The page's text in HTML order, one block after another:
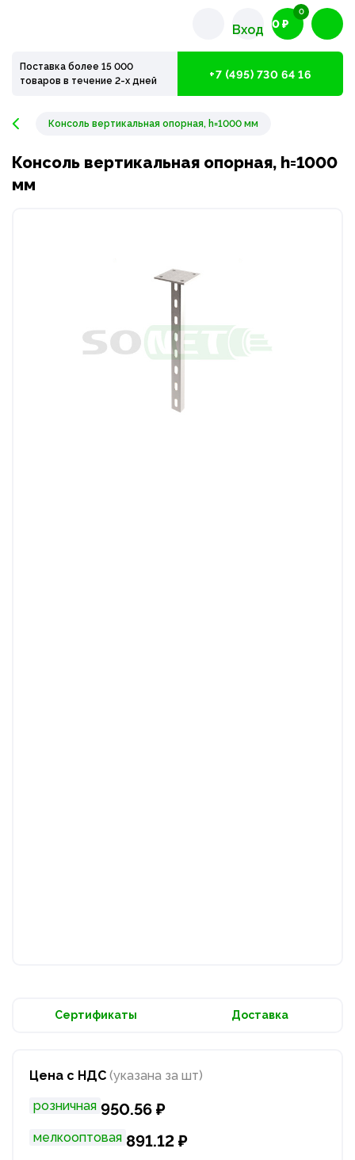
Вход 0 ₽
0
Поставка более 15 000
товаров в течение 2-х дней
+7 (495) 730 64 16
Консоль вертикальная опорная, h=1000 мм
Консоль вертикальная опорная, h=1000
мм
Сертификаты Доставка
Цена с НДС (указана за шт)
розничная 950.56 ₽
мелкооптовая 891.12 ₽